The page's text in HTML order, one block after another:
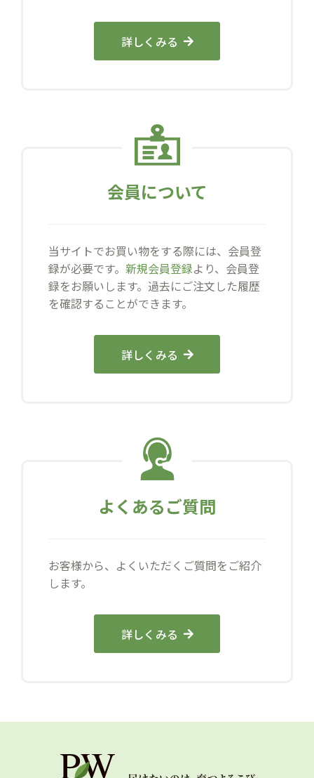
詳しくみる
会員について
当サイトでお買い物をする際には、会員登
録が必要です。 新規会員登録より、会員登
録をお願いします。過去にご注文した履歴
を確認することができます。
詳しくみる
よくあるご質問
お客様から、よくいただくご質問をご紹介
します。
詳しくみる